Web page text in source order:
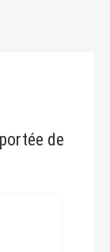
de